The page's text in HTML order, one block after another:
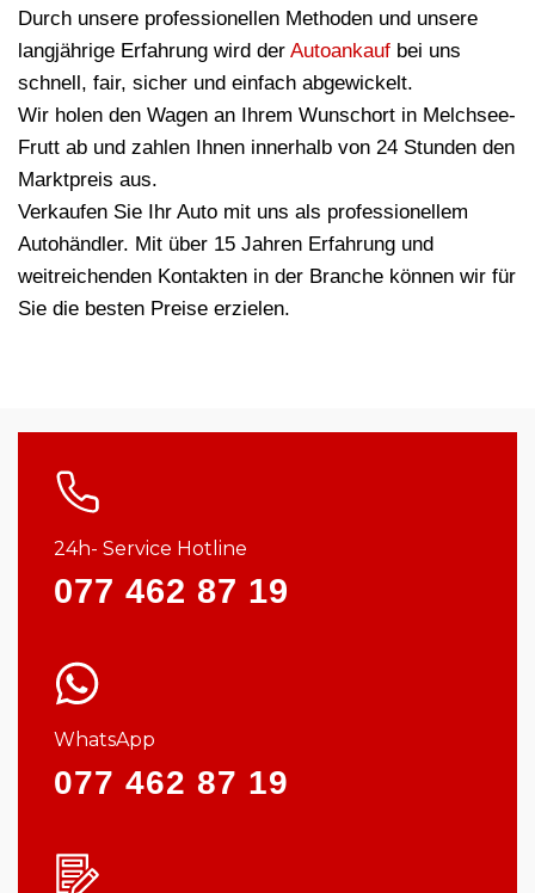
Durch unsere professionellen Methoden und unsere
langjährige Erfahrung wird der Autoankauf bei uns
schnell, fair, sicher und einfach abgewickelt.
Wir holen den Wagen an Ihrem Wunschort in Melchsee-
Frutt ab und zahlen Ihnen innerhalb von 24 Stunden den
Marktpreis aus.
Verkaufen Sie Ihr Auto mit uns als professionellem
Autohändler. Mit über 15 Jahren Erfahrung und
weitreichenden Kontakten in der Branche können wir für
Sie die besten Preise erzielen.
24h- Service Hotline
077 462 87 19
WhatsApp
077 462 87 19